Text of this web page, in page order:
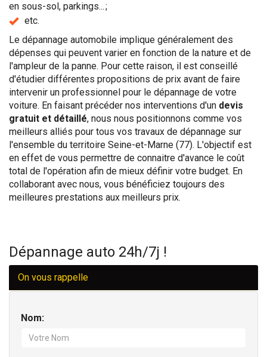
en sous-sol, parkings... ;
etc.
Le dépannage automobile implique généralement des
dépenses qui peuvent varier en fonction de la nature et de
l'ampleur de la panne. Pour cette raison, il est conseillé
d'étudier différentes propositions de prix avant de faire
intervenir un professionnel pour le dépannage de votre
voiture. En faisant précéder nos interventions d'un devis
gratuit et détaillé, nous nous positionnons comme vos
meilleurs alliés pour tous vos travaux de dépannage sur
l'ensemble du territoire Seine-et-Marne (77). L'objectif est
en effet de vous permettre de connaitre d'avance le coût
total de l'opération afin de mieux définir votre budget. En
collaborant avec nous, vous bénéficiez toujours des
meilleures prestations aux meilleurs prix.
Dépannage auto 24h/7j !
On vous rappelle
Nom: